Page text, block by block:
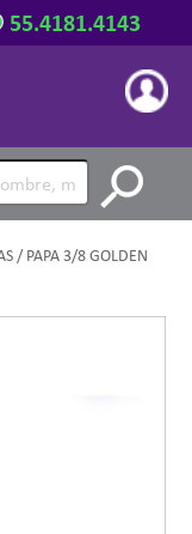
55.4181.4143
/ PAPA 3/8 GOLDEN